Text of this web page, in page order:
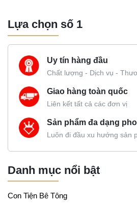
Lựa chọn số 1
Uy tín hàng đầu
Chất lượng - Dịch vụ -
Giao hàng toàn quốc
Liên kết tất cả các đơn vị
Sản phẩm đa dạng
Luôn đi đầu xu hướng sản
Danh mục nổi bật
Con Tiện Bê Tông